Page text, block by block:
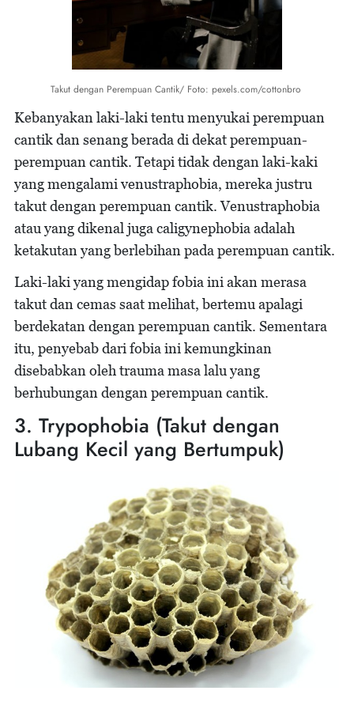
Takut dengan Perempuan Cantik/ Foto: pexels.com/cottonbro
Kebanyakan laki-laki tentu menyukai perempuan
cantik dan senang berada di dekat perempuan-
perempuan cantik. Tetapi tidak dengan laki-kaki
yang mengalami venustraphobia, mereka justru
takut dengan perempuan cantik. Venustraphobia
atau yang dikenal juga caligynephobia adalah
ketakutan yang berlebihan pada perempuan cantik.
Laki-laki yang mengidap fobia ini akan merasa
takut dan cemas saat melihat, bertemu apalagi
berdekatan dengan perempuan cantik. Sementara
itu, penyebab dari fobia ini kemungkinan
disebabkan oleh trauma masa lalu yang
berhubungan dengan perempuan cantik.
3. Trypophobia (Takut dengan
Lubang Kecil yang Bertumpuk)